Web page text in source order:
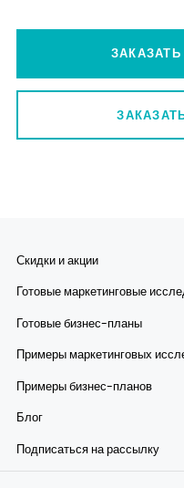
Скидки и акции
Готовые маркетинговые
Готовые бизнес-планы
Примеры маркетинговых
Примеры бизнес-планов
Блог
Подписаться на рассылку